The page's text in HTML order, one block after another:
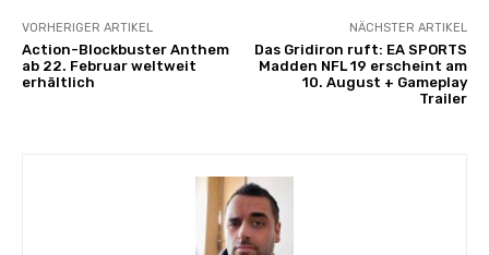
VORHERIGER ARTIKEL
Action-Blockbuster Anthem
ab 22. Februar weltweit
erhältlich
NÄCHSTER ARTIKEL
Das Gridiron ruft: EA SPORTS
Madden NFL 19 erscheint am
10. August + Gameplay
Trailer